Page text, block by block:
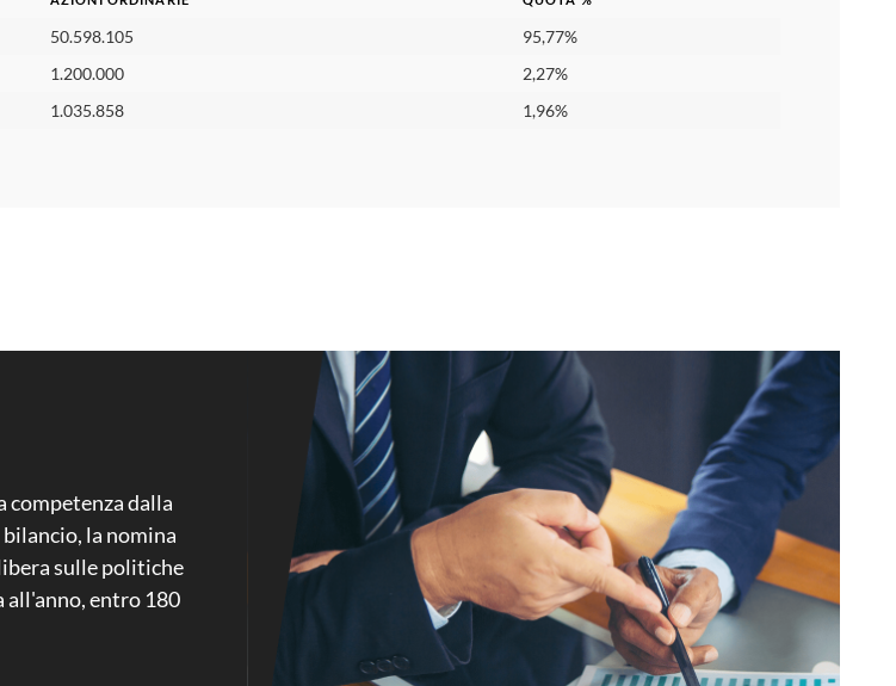
50.598.105
95,77%
1.200.000
2,27%
1.035.858 1,96%
competenza dalla
la nomina
sulle politiche
all'anno, entro 180